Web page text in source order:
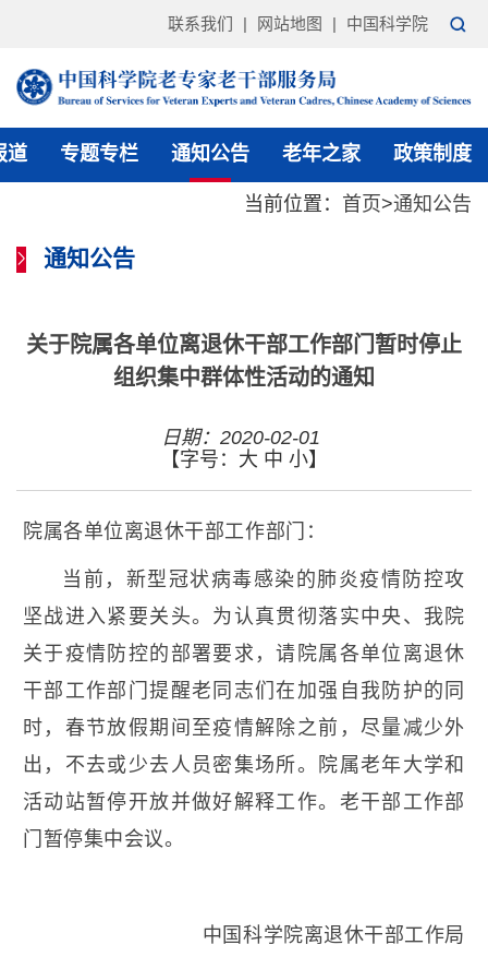
联系我们 | 网站地图 | 中国科学院
道 专题专栏 通知公告 老年之家 政策制度
当前位置： 首页>通知公告
通知公告
关于院属各单位离退休干部工作部门暂时停止
组织集中群体性活动的通知
日期：2020-02-01
【字号： 大 中 小】
院属各单位离退休干部工作部门：
当前，新型冠状病毒感染的肺炎疫情防控攻
坚战进入紧要关头。为认真贯彻落实中央、我院
关于疫情防控的部署要求，请院属各单位离退休
干部工作部门提醒老同志们在加强自我防护的同
时，春节放假期间至疫情解除之前，尽量减少外
出，不去或少去人员密集场所。院属老年大学和
活动站暂停开放并做好解释工作。老干部工作部
门暂停集中会议。
中国科学院离退休干部工作局